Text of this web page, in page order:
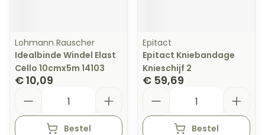
Lohmann Rauscher
Idealbinde Windel Elast
Cello 10cmx5m 14103
€ 10,09
Bestel
Epitact
Epitact Kniebandage
Knieschijf 2
€ 59,69
Bestel